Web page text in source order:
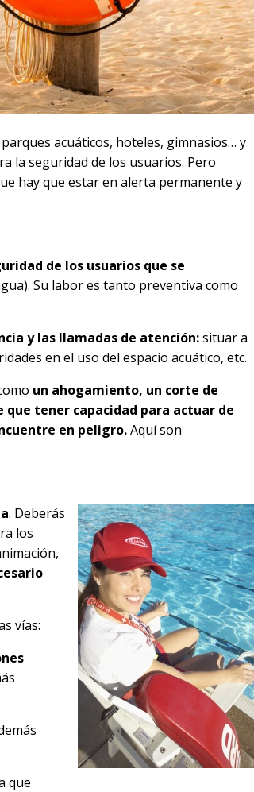
acuáticos, hoteles, gimnasios… y
la seguridad de los usuarios. Pero
hay que estar en alerta permanente y
de los usuarios que se
Su labor es tanto preventiva como
y las llamadas de atención:situar a
en el uso del espacio acuático, etc.
un ahogamiento, un corte de
tener capacidad para actuar de
en peligro.Aquí son
. Deberás
los
vías:
que